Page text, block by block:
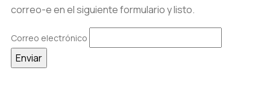
correo-e en el siguiente formulario y listo.
Correo electrónico